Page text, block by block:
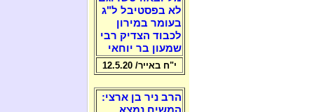
לא בפסטיבל ל"ג
בעומר במירון
לכבוד הצדיק רבי
שמעון בר יוחאי
י"ח באייר/ 12.5.20
הרב ניר בן ארצי: